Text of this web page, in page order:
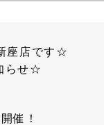
座店です☆
らせ☆
催！